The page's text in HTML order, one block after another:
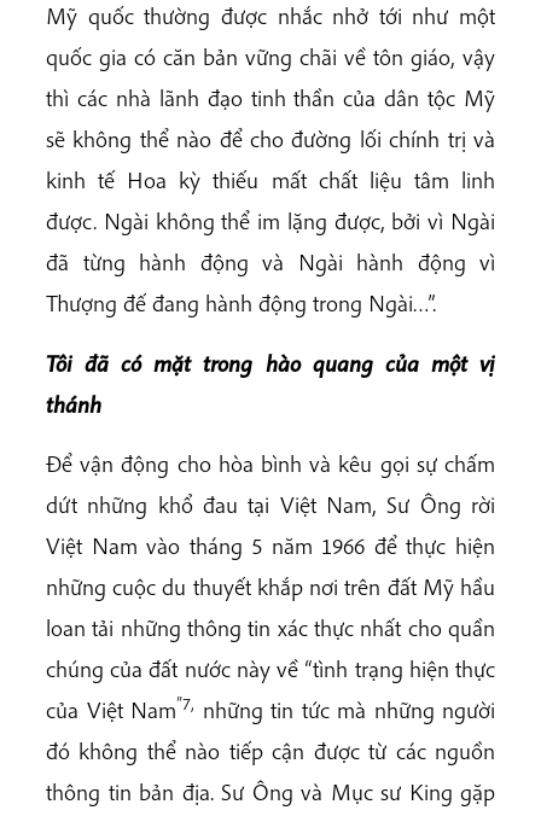
Mỹ quốc thường được nhắc nhở tới như một
quốc gia có căn bản vững chãi về tôn giáo, vậy
thì các nhà lãnh đạo tinh thần của dân tộc Mỹ
sẽ không thể nào để cho đường lối chính trị và
kinh tế Hoa kỳ thiếu mất chất liệu tâm linh
được. Ngài không thể im lặng được, bởi vì Ngài
đã từng hành động và Ngài hành động vì
Thượng đế đang hành động trong Ngài…”.
Tôi đã có mặt trong hào quang của một vị
thánh
Để vận động cho hòa bình và kêu gọi sự chấm
dứt những khổ đau tại Việt Nam, Sư Ông rời
Việt Nam vào tháng 5 năm 1966 để thực hiện
những cuộc du thuyết khắp nơi trên đất Mỹ hầu
loan tải những thông tin xác thực nhất cho quần
chúng của đất nước này về “tình trạng hiện thực
của Việt Nam”7, những tin tức mà những người
đó không thể nào tiếp cận được từ các nguồn
thông tin bản địa. Sư Ông và Mục sư King gặp